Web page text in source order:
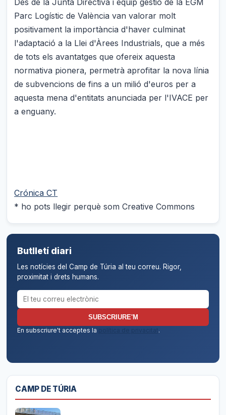
Des de la Junta Directiva i equip gestió de la EGM
Parc Logístic de València van valorar molt
positivament la importància d'haver culminat
l'adaptació a la Llei d'Àrees Industrials, que a més
de tots els avantatges que ofereix aquesta
normativa pionera, permetrà aprofitar la nova línia
de subvencions de fins a un milió d'euros per a
aquesta mena d'entitats anunciada per l'IVACE per
a enguany.
Crónica CT
* ho pots llegir perquè som Creative Commons
Butlletí diari
Les notícies del Camp de Túria al teu correu. Rigor,
proximitat i drets humans.
Correu electrònic per al butlletí
SUBSCRIURE'M
En subscriure't acceptes la
política de privacitat.
CAMP DE TÚRIA